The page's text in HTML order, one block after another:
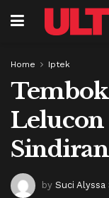
Home Iptek
Tembok
Lelucon
by Suci Alyssa